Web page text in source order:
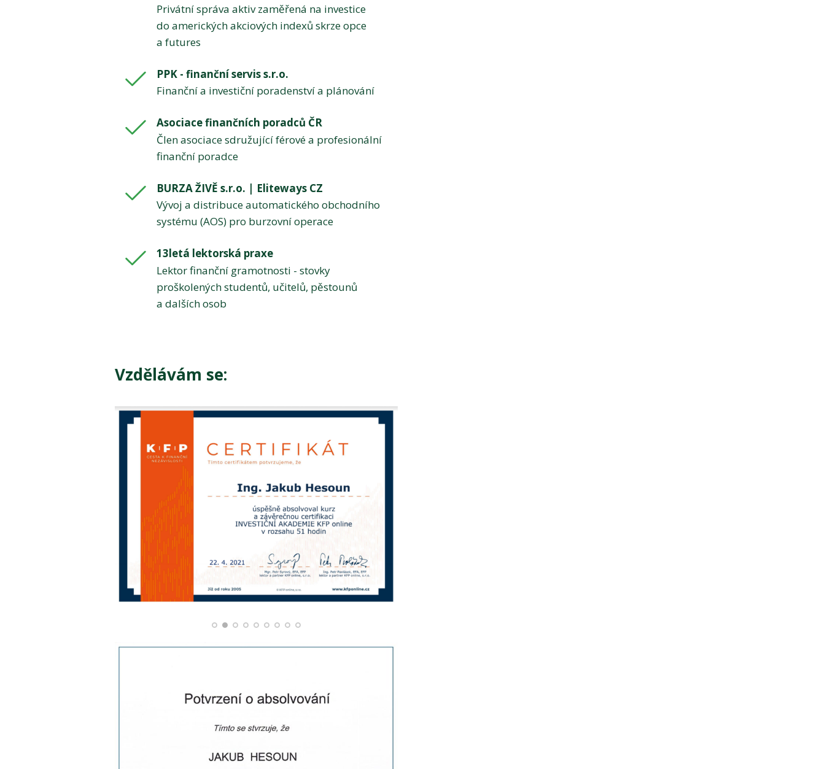
Privátní správa aktiv zaměřená na investice
do amerických akciových indexů skrze opce
a futures
PPK - finanční servis s.r.o.
Finanční a investiční poradenství a plánování
Asociace finančních poradců ČR
Člen asociace sdružující férové a profesionální
finanční poradce
BURZA ŽIVĚ s.r.o. | Eliteways CZ
Vývoj a distribuce automatického obchodního
systému (AOS) pro burzovní operace
13letá lektorská praxe
Lektor finanční gramotnosti - stovky
proškolených studentů, učitelů, pěstounů
a dalších osob
Vzdělávám se: